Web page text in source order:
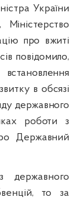
України
про вжиті
повідомило,
в обсязі
державного
роботи з
Державний
державного
то за